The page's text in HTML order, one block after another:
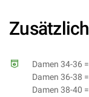
Damen 34-36
Damen 36-38
Damen 38-40